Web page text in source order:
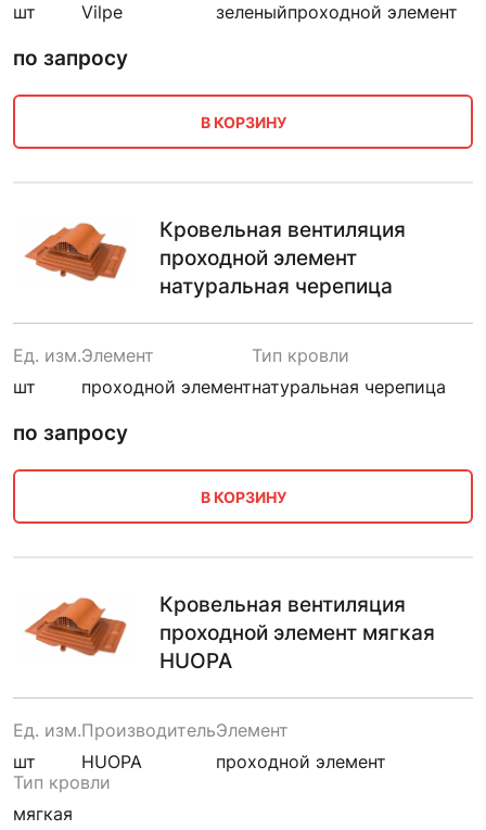
шт
Vilpe
зеленыйпроходной элемент
по запросу
В КОРЗИНУ
Кровельная вентиляция
проходной элемент
натуральная черепица
Ед. изм.
шт
Элемент
проходной элемент
Тип кровли
натуральная черепица
по запросу
В КОРЗИНУ
Кровельная вентиляция
проходной элемент мягкая
HUOPA
Ед. изм.
шт
Производитель
HUOPA
Элемент
проходной элемент
Тип кровли
мягкая